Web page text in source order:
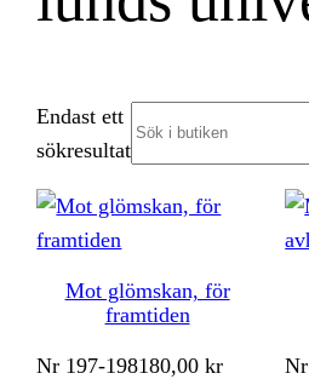
Endast ett
sökresultat
Mot glömskan, för
framtiden
Nr 197-198180,00kr Nr